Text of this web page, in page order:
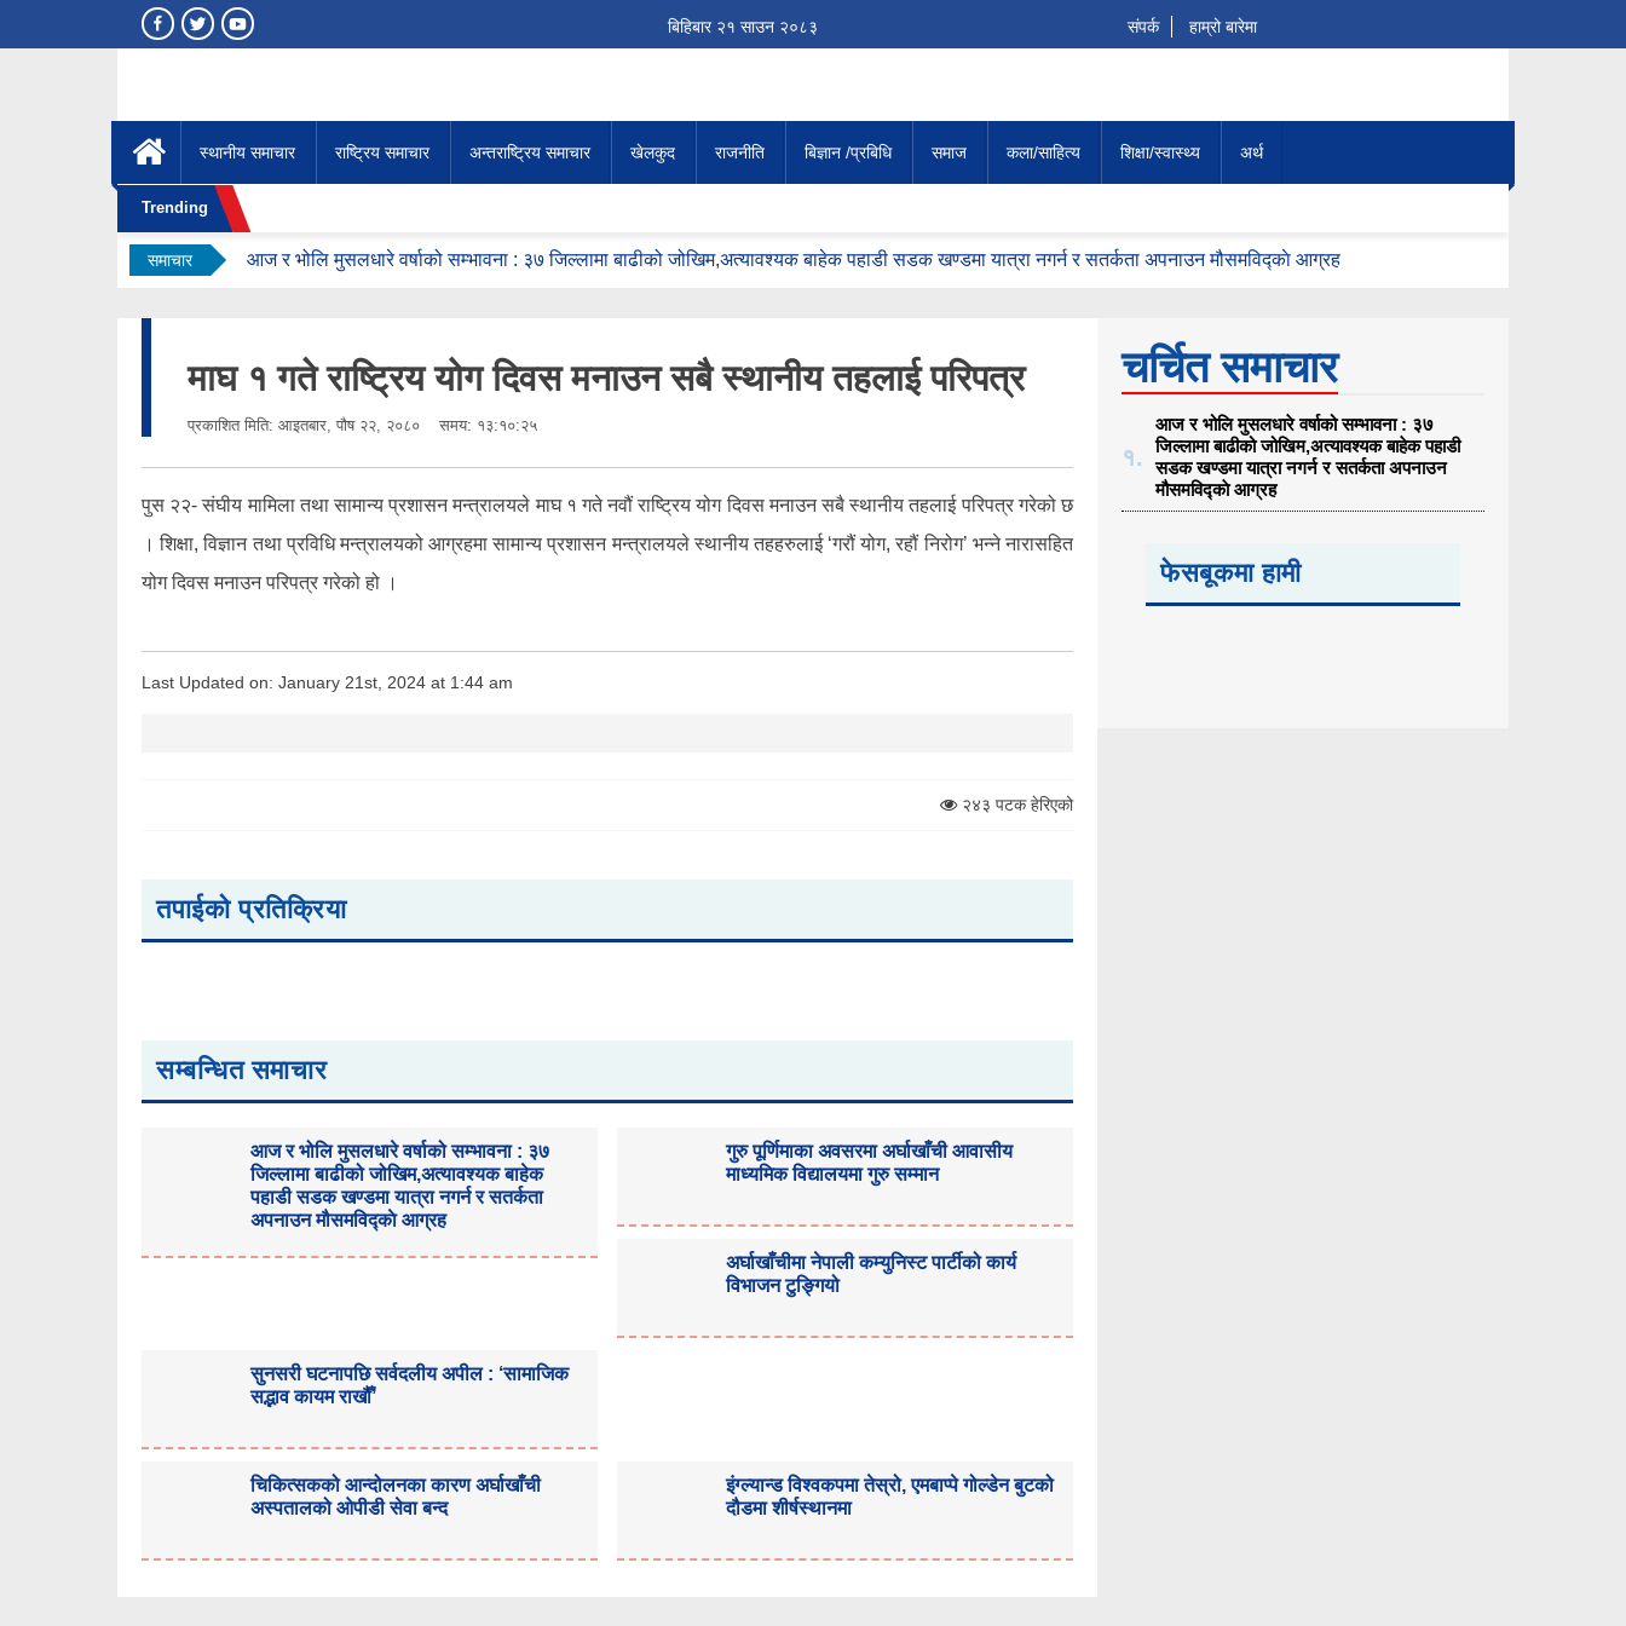
बिहिबार २१ साउन २०८३ संपर्क हाम्रो बारेमा
स्थानीय समाचार राष्ट्रिय समाचार अन्तराष्ट्रिय समाचार खेलकुद राजनीति बिज्ञान /प्रबिधि समाज कला/साहित्य शिक्षा/स्वास्थ्य अर्थ
Trending
समाचार
आज र भोलि मुसलधारे वर्षाको सम्भावना : ३७ जिल्लामा बाढीको जोखिम,अत्यावश्यक बाहेक पहाडी सडक खण्डमा यात्रा नगर्न र सतर्कता अपनाउन मौसमविद्काे आग्रह
सुनसरी घटनापछि सर्वदलीय अपील : ‘सामाजिक सद्भाव कायम राखौँ’
चिकित्सकको आन्दोलनका कारण अर्घाखाँची अस्पतालको ओपीडी सेवा बन्द
इंग्ल्यान्ड विश्वकपमा तेस्रो, एमबाप्पे गोल्डेन बुटको दौडमा शीर्षस्थानमा
माघ १ गते राष्ट्रिय योग दिवस मनाउन सबै स्थानीय तहलाई परिपत्र
प्रकाशित मिति: आइतबार, पौष २२, २०८० समय: १३:१०:२५
पुस २२- संघीय मामिला तथा सामान्य प्रशासन मन्त्रालयले माघ १ गते नवौं राष्ट्रिय योग दिवस मनाउन सबै स्थानीय तहलाई परिपत्र गरेको छ
। शिक्षा, विज्ञान तथा प्रविधि मन्त्रालयको आग्रहमा सामान्य प्रशासन मन्त्रालयले स्थानीय तहहरुलाई ‘गरौं योग, रहौं निरोग’ भन्ने नारासहित
योग दिवस मनाउन परिपत्र गरेको हो ।
Last Updated on: January 21st, 2024 at 1:44 am
२४३ पटक हेरिएको
तपाईको प्रतिक्रिया
सम्बन्धित समाचार
आज र भोलि मुसलधारे वर्षाको सम्भावना : ३७
जिल्लामा बाढीको जोखिम,अत्यावश्यक बाहेक
पहाडी सडक खण्डमा यात्रा नगर्न र सतर्कता
अपनाउन मौसमविद्काे आग्रह
गुरु पूर्णिमाका अवसरमा अर्घाखाँची आवासीय
माध्यमिक विद्यालयमा गुरु सम्मान
अर्घाखाँचीमा नेपाली कम्युनिस्ट पार्टीको कार्य
विभाजन टुङ्गियो
सुनसरी घटनापछि सर्वदलीय अपील : ‘सामाजिक
सद्भाव कायम राखौँ’
चिकित्सकको आन्दोलनका कारण अर्घाखाँची
अस्पतालको ओपीडी सेवा बन्द
इंग्ल्यान्ड विश्वकपमा तेस्रो, एमबाप्पे गोल्डेन बुटको
दौडमा शीर्षस्थानमा
चर्चित समाचार
१.
आज र भोलि मुसलधारे वर्षाको सम्भावना : ३७
जिल्लामा बाढीको जोखिम,अत्यावश्यक बाहेक पहाडी
सडक खण्डमा यात्रा नगर्न र सतर्कता अपनाउन
मौसमविद्काे आग्रह
फेसबूकमा हामी